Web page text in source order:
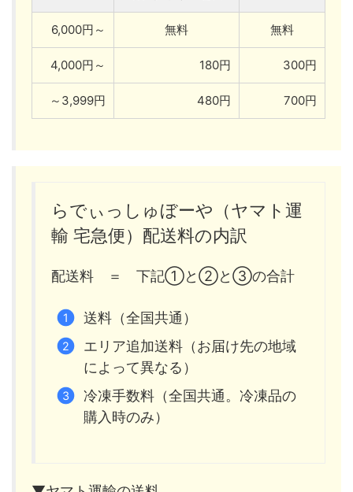
6,000円～ 無料 無料
4,000円～ 180円 300円
～3,999円 480円 700円
らでぃっしゅぼーや（ヤマト運
輸 宅急便）配送料の内訳
配送料 ＝ 下記①と②と③の合計
送料（全国共通）
エリア追加送料（お届け先の地域
によって異なる）
冷凍手数料（全国共通。冷凍品の
購入時のみ）